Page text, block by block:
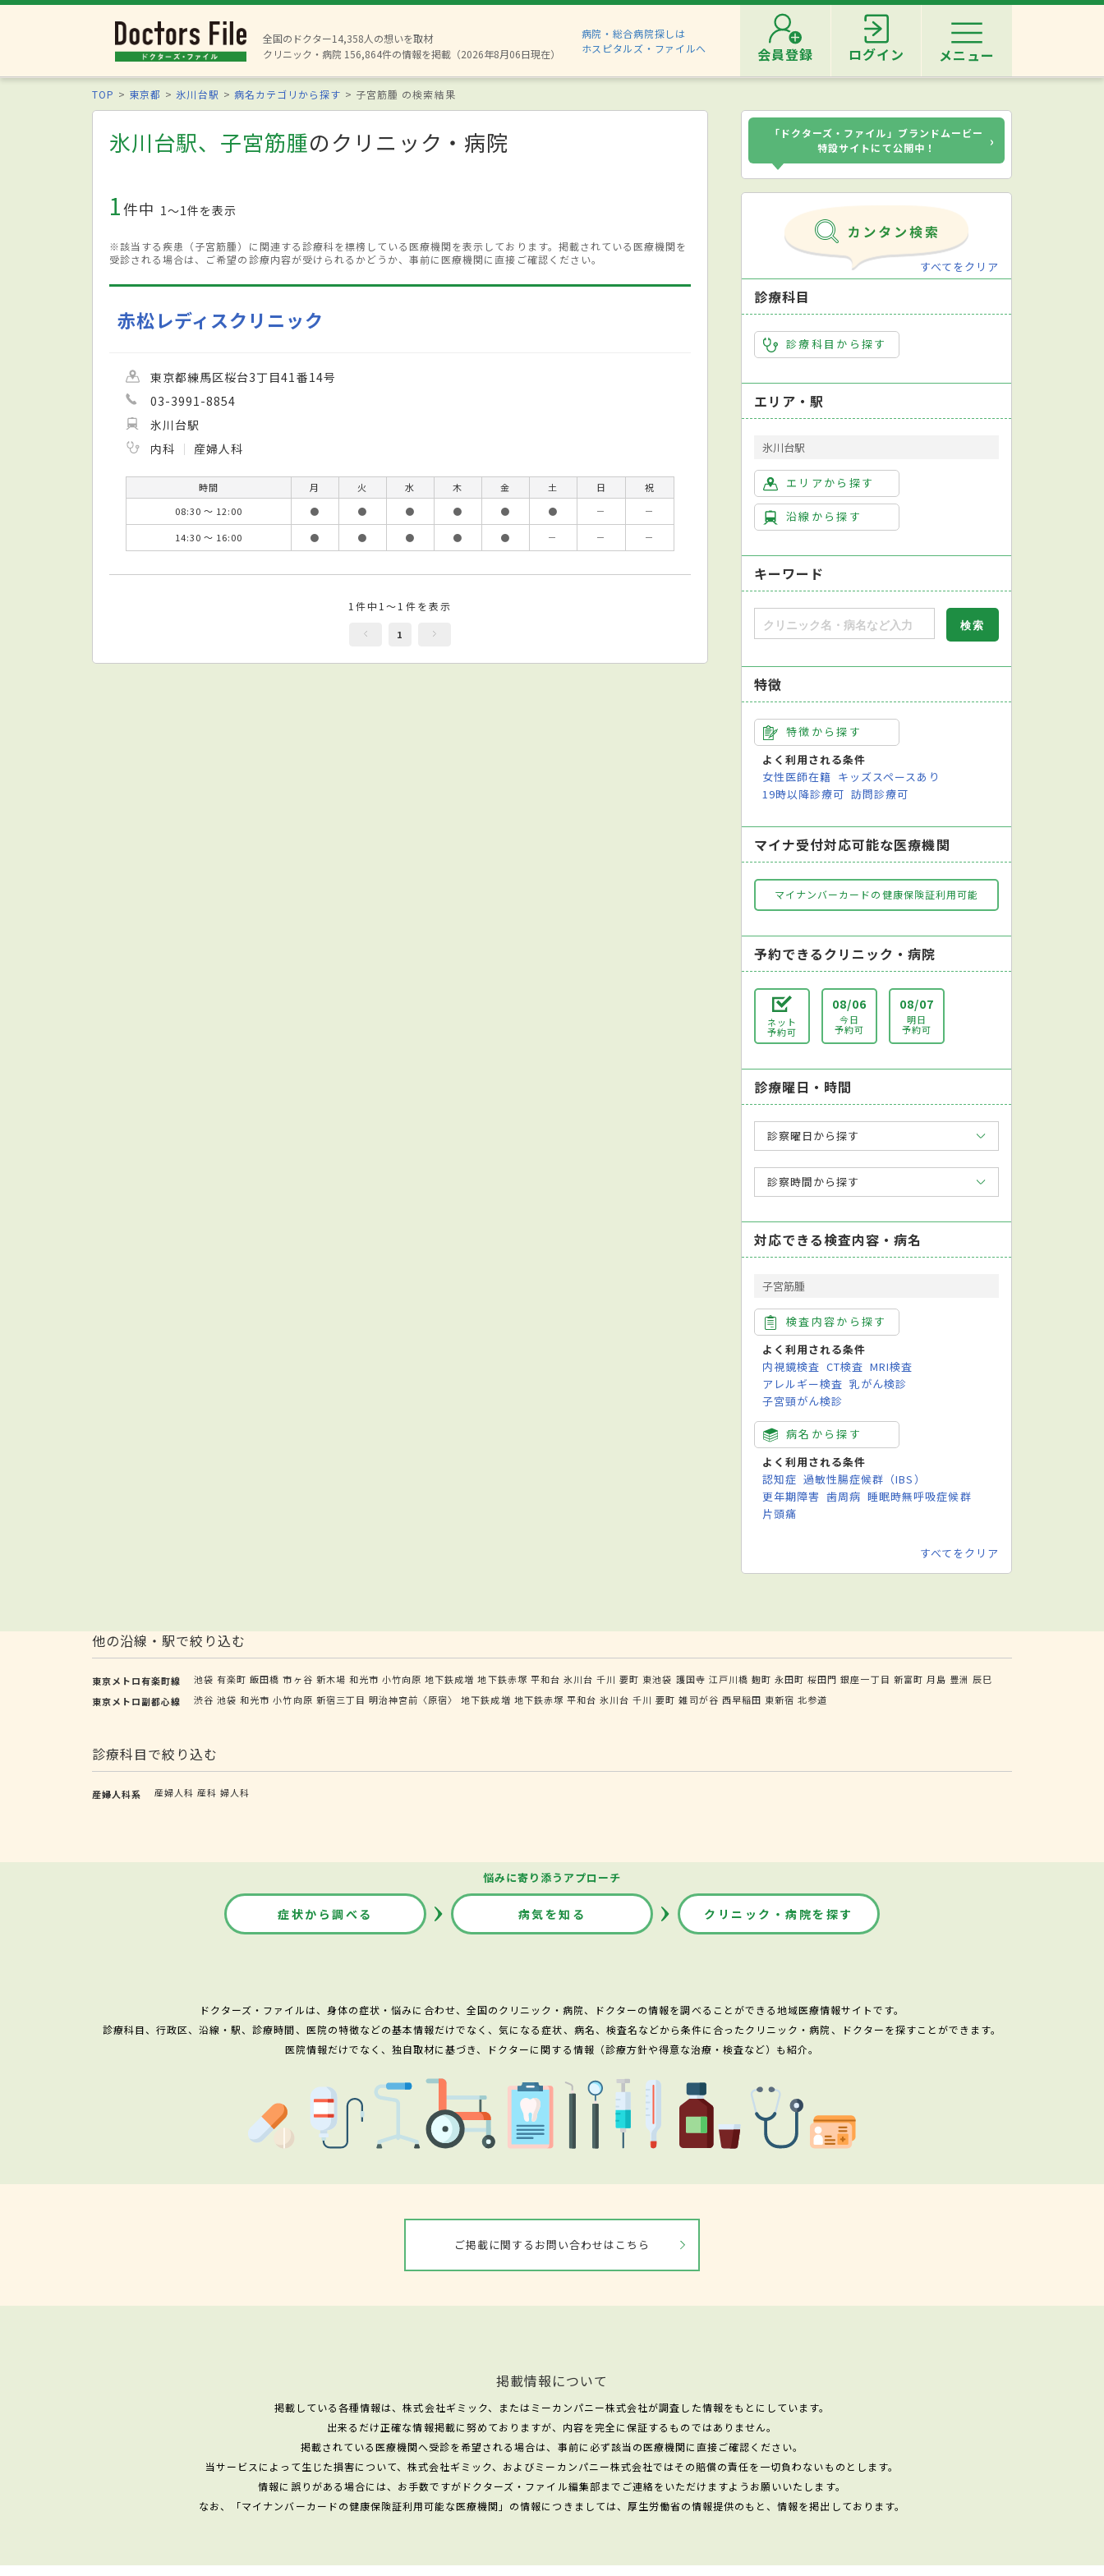
全国のドクター14,358人の想いを取材
クリニック・病院 156,864件の情報を掲載（2026年8月06日現在）
病院・総合病院探しは
ホスピタルズ・ファイルへ
会員登録 ログイン メニュー
TOP 東京都 氷川台駅 病名カテゴリから探す 子宮筋腫 の検索結果
氷川台駅、子宮筋腫のクリニック・病院
1件中 1〜1件を表示
※該当する疾患（子宮筋腫）に関連する診療科を標榜している医療機関を表示しております。掲載されている医療機関を
受診される場合は、ご希望の診療内容が受けられるかどうか、事前に医療機関に直接ご確認ください。
赤松レディスクリニック
東京都練馬区桜台3丁目41番14号
03-3991-8854
氷川台駅
内科
産婦人科
時間 月 火 水 木 金 土 日
祝
08:30 ～ 12:00
● ● ● ● ● ● －
－
14:30 ～ 16:00
● ● ● ● ● － － －
1件中1～1件を表示
1
「ドクターズ・ファイル」ブランドムービー
特設サイトにて公開中！
›
すべてをクリア
診療科目
診療科目から探す
エリア・駅
氷川台駅
エリアから探す
沿線から探す
キーワード
特徴
特徴から探す
よく利用される条件
女性医師在籍 キッズスペースあり
19時以降診療可 訪問診療可
マイナ受付対応可能な医療機関
マイナンバーカードの健康保険証利用可能
予約できるクリニック・病院
ネット
予約可
08/06
今日
予約可
08/07
明日
予約可
診療曜日・時間
診察曜日から探す
診察時間から探す
対応できる検査内容・病名
子宮筋腫
検査内容から探す
よく利用される条件
内視鏡検査 CT検査 MRI検査
アレルギー検査 乳がん検診
子宮頸がん検診
病名から探す
よく利用される条件
認知症 過敏性腸症候群（IBS）
更年期障害 歯周病 睡眠時無呼吸症候群
片頭痛
すべてをクリア
他の沿線・駅で絞り込む
東京メトロ有楽町線 池袋 有楽町 飯田橋 市ヶ谷 新木場 和光市 小竹向原 地下鉄成増 地下鉄赤塚 平和台 氷川台 千川 要町 東池袋 護国寺 江戸川橋 麹町 永田町 桜田門 銀座一丁目 新富町 月島 豊洲 辰巳
東京メトロ副都心線
渋谷 池袋 和光市 小竹向原 新宿三丁目 明治神宮前〈原宿〉 地下鉄成増 地下鉄赤塚 平和台 氷川台 千川 要町 雑司が谷 西早稲田 東新宿 北参道
診療科目で絞り込む
産婦人科系 産婦人科 産科 婦人科
悩みに寄り添うアプローチ
症状から調べる 病気を知る クリニック・病院を探す
ドクターズ・ファイルは、身体の症状・悩みに合わせ、全国のクリニック・病院、ドクターの情報を調べることができる地域医療情報サイトです。
診療科目、行政区、沿線・駅、診療時間、医院の特徴などの基本情報だけでなく、気になる症状、病名、検査名などから条件に合ったクリニック・病院、ドクターを探すことができます。
医院情報だけでなく、独自取材に基づき、ドクターに関する情報（診療方針や得意な治療・検査など）も紹介。
ご掲載に関するお問い合わせはこちら
掲載情報について
掲載している各種情報は、株式会社ギミック、またはミーカンパニー株式会社が調査した情報をもとにしています。
出来るだけ正確な情報掲載に努めておりますが、内容を完全に保証するものではありません。
掲載されている医療機関へ受診を希望される場合は、事前に必ず該当の医療機関に直接ご確認ください。
当サービスによって生じた損害について、株式会社ギミック、およびミーカンパニー株式会社ではその賠償の責任を一切負わないものとします。
情報に誤りがある場合には、お手数ですがドクターズ・ファイル編集部までご連絡をいただけますようお願いいたします。
なお、「マイナンバーカードの健康保険証利用可能な医療機関」の情報につきましては、厚生労働省の情報提供のもと、情報を掲出しております。